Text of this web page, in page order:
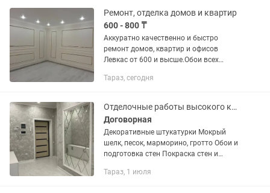
Ремонт, отделка домов и квартир
600 - 800 ₸
Аккуратно качественно и быстро
ремонт домов, квартир и офисов
Левкас от 600 и высше.Обои всех
Декор панель. Леонардо Мокрый шелк.
Тараз, сегодня
Отделочные работы высокого качества
Договорная
Декоративные штукатурки Мокрый
шелк, песок, марморино, гротто Обои и
подготовка стен Покраска стен и
молдинги Работаем более 15 лет
Тараз, 1 июля